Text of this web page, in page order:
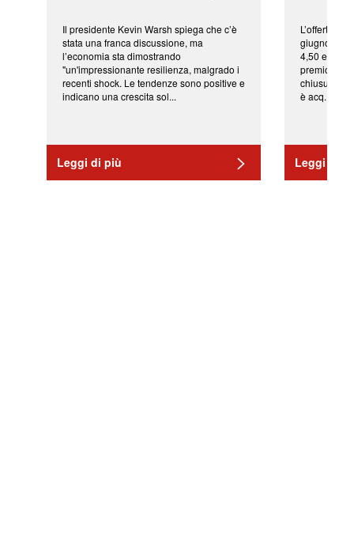
Il presidente Kevin Warsh spiega che c’è
stata una franca discussione, ma
l’economia sta dimostrando
"un'impressionante resilienza, malgrado i
recenti shock. Le tendenze sono positive e
indicano una crescita sol...
Leggi di più
L’offerta
giugno da
4,50 euro
premio di
chiusura
è acq...
Leggi di